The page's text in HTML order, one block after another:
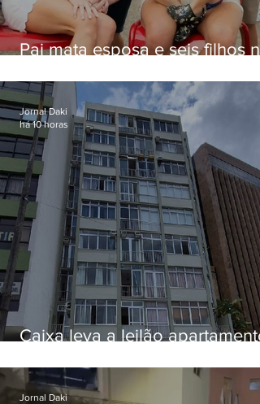
Pai mata esposa e seis filhos
Caixa leva a leilão apartamento
Botafogo
Jornal Daki
há 10 horas
Jornal Daki